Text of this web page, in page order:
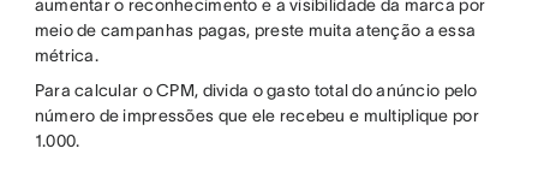
aumentar o reconhecimento e a visibilidade da marca por
meio de campanhas pagas, preste muita atenção a essa
métrica.
Para calcular o CPM, divida o gasto total do anúncio pelo
número de impressões que ele recebeu e multiplique por
1.000.